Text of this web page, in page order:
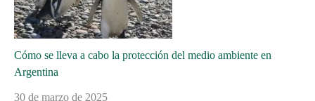
Cómo se lleva a cabo la protección del medio ambiente en
Argentina
30 de marzo de 2025